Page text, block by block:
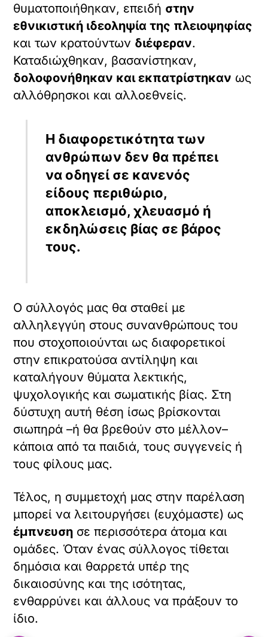
θυματοποιήθηκαν, επειδή στην
εθνικιστική ιδεοληψία της πλειοψηφίας
και των κρατούντων διέφεραν.
Καταδιώχθηκαν, βασανίστηκαν,
δολοφονήθηκαν και εκπατρίστηκαν ως
αλλόθρησκοι και αλλοεθνείς.
Η διαφορετικότητα των
ανθρώπων δεν θα πρέπει
να οδηγεί σε κανενός
είδους περιθώριο,
αποκλεισμό, χλευασμό ή
εκδηλώσεις βίας σε βάρος
τους.
Ο σύλλογός μας θα σταθεί με
αλληλεγγύη στους συνανθρώπους του
που στοχοποιούνται ως διαφορετικοί
στην επικρατούσα αντίληψη και
καταλήγουν θύματα λεκτικής,
ψυχολογικής και σωματικής βίας. Στη
δύστυχη αυτή θέση ίσως βρίσκονται
σιωπηρά –ή θα βρεθούν στο μέλλον–
κάποια από τα παιδιά, τους συγγενείς ή
τους φίλους μας.
Τέλος, η συμμετοχή μας στην παρέλαση
μπορεί να λειτουργήσει (ευχόμαστε) ως
έμπνευση σε περισσότερα άτομα και
ομάδες. Όταν ένας σύλλογος τίθεται
δημόσια και θαρρετά υπέρ της
δικαιοσύνης και της ισότητας,
ενθαρρύνει και άλλους να πράξουν το
ίδιο.